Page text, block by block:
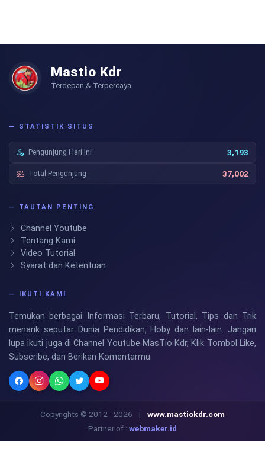
Mastio Kdr
Terdepan & Terpercaya
— STATISTIK SITUS
Pengunjung Hari Ini 3,193
Total Pengunjung 37,002
— TAUTAN PENTING
Channel Youtube
Tentang Kami
Video Tutorial
Syarat dan Ketentuan
— IKUTI KAMI
Temukan berbagai Informasi Terbaru, Tutorial, Tips dan Trik
menarik seputar Dunia Pendidikan, Hoby dan lain-lain. Jangan
lupa ikuti juga di Channel Youtube MasTio Kdr, Klik Tombol Like,
Subscribe, dan Berikan Komentarmu.
Copyrights © 2012 - 2026 |
www.mastiokdr.com
Partner of : webmaker.id